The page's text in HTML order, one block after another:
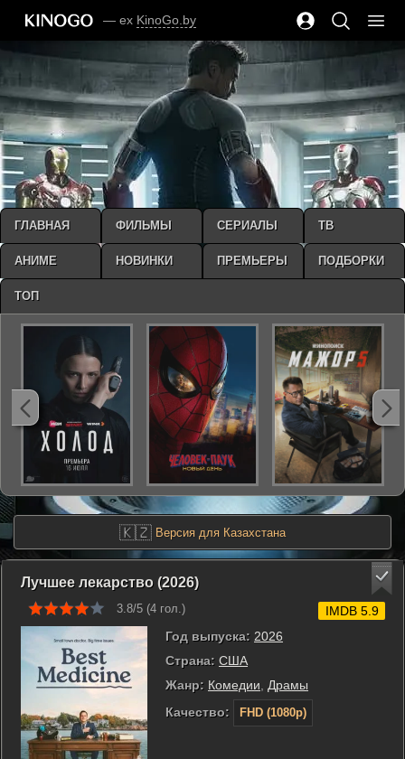
— ex KinoGo.by
🇰🇿 Версия для Казахстана
Лучшее лекарство (2026)
3.8/5 (4 гол.)
Год выпуска: 2026
Страна: США
Жанр: Комедии
Драмы
Качество:
FHD (1080p)
IMDB 5.9
ГЛАВНАЯ ФИЛЬМЫ СЕРИАЛЫ ТВ
АНИМЕ НОВИНКИ ПРЕМЬЕРЫ ПОДБОРКИ
ТОП